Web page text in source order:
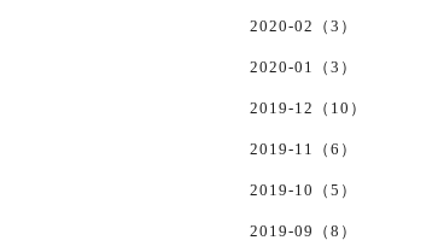
2020-02（3）
2020-01（3）
2019-12（10）
2019-11（6）
2019-10（5）
2019-09（8）